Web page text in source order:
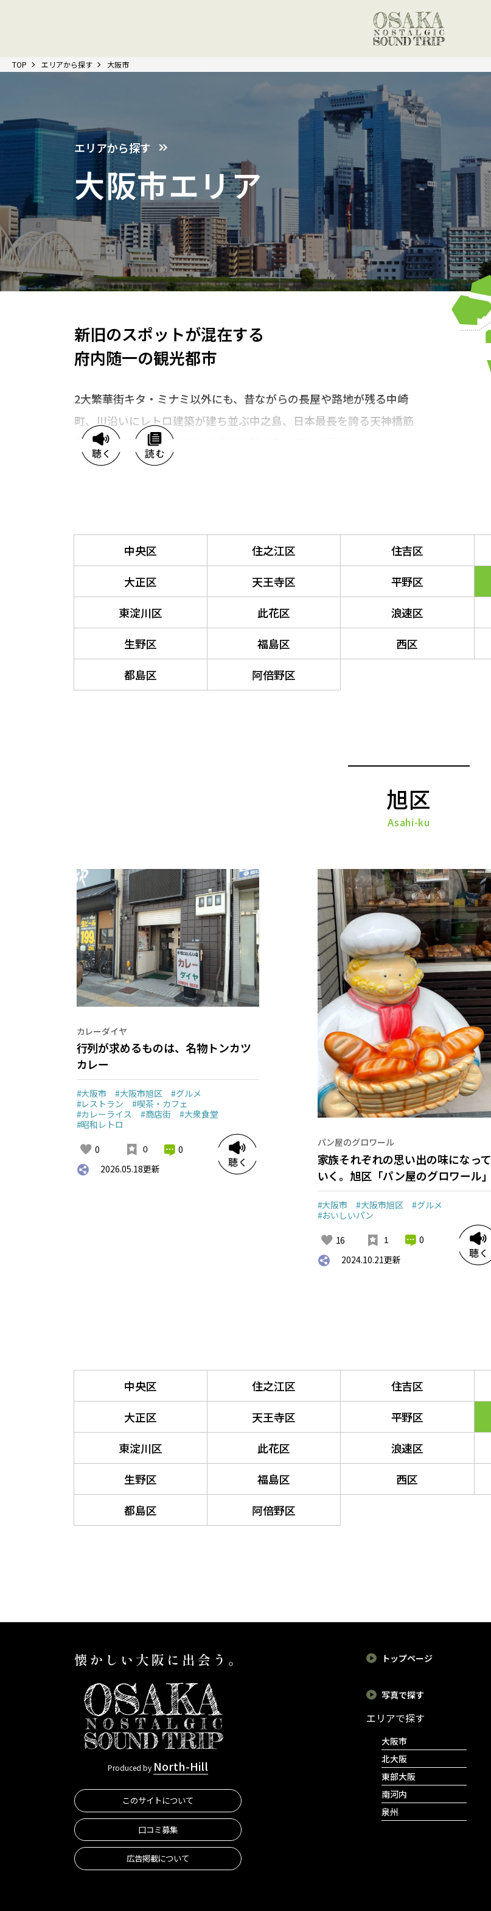
TOP エリアから探す 大阪市
エリアから探す
大阪市エリア
新旧のスポットが混在する
府内随一の観光都市
2大繁華街キタ・ミナミ以外にも、昔ながらの長屋や路地が残る中崎
町、川沿いにレトロ建築が建ち並ぶ中之島、日本最長を誇る天神橋筋
商店街、歴史や文化を感じる名所旧跡が多い天王寺周辺など、エリア
によって多彩な顔を見せる大阪市。気になるエリアを散策して、大阪の
中央区 住之江区 住吉区
大正区
天王寺区 平野区
東淀川区
此花区 浪速区
生野区
福島区 西区
都島区
阿倍野区
旭区
Asahi-ku
カレーダイヤ
行列が求めるものは、名物トンカツ
カレー
#大阪市 #大阪市旭区
#グルメ
#レストラン
#喫茶・カフェ
#カレーライス
#商店街
#大衆食堂
#昭和レトロ
0 0
0
2026.05.18更新
パン屋のグロワール
家族それぞれの思い出の味になって
いく。旭区「パン屋のグロワール」
#大阪市 #大阪市旭区
#グルメ
#おいしいパン
16 1
0
2024.10.21更新
中央区 住之江区 住吉区
大正区
天王寺区 平野区
東淀川区
此花区 浪速区
生野区
福島区 西区
都島区
阿倍野区
Produced by North-Hill
このサイトについて
口コミ募集
広告掲載について
トップページ
写真で探す
エリアで探す
大阪市
北大阪
東部大阪
南河内
泉州